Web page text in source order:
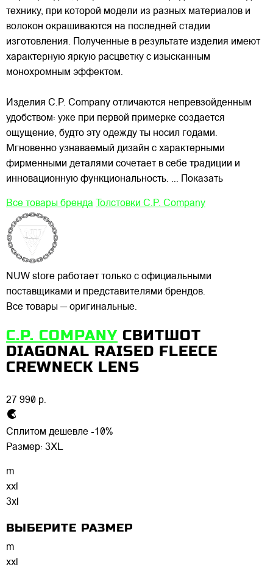
технику, при которой модели из разных материалов и
волокон окрашиваются на последней стадии
изготовления. Полученные в результате изделия имеют
характерную яркую расцветку с изысканным
монохромным эффектом.
Изделия C.P. Company отличаются непревзойденным
удобством: уже при первой примерке создается
ощущение, будто эту одежду ты носил годами.
Мгновенно узнаваемый дизайн с характерными
фирменными деталями сочетает в себе традиции и
инновационную функциональность. ... Показать
Все товары бренда Толстовки C.P. Company
NUW store работает только с официальными
поставщиками и представителями брендов.
Все товары — оригинальные.
C.P. COMPANY СВИТШОТ
DIAGONAL RAISED FLEECE
CREWNECK LENS
27 990 р.
Сплитом дешевле -10%
Размер: 3XL
m
xxl
3xl
ВЫБЕРИТЕ РАЗМЕР
m
xxl